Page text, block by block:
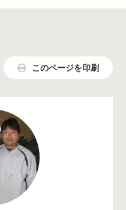
このページを印刷